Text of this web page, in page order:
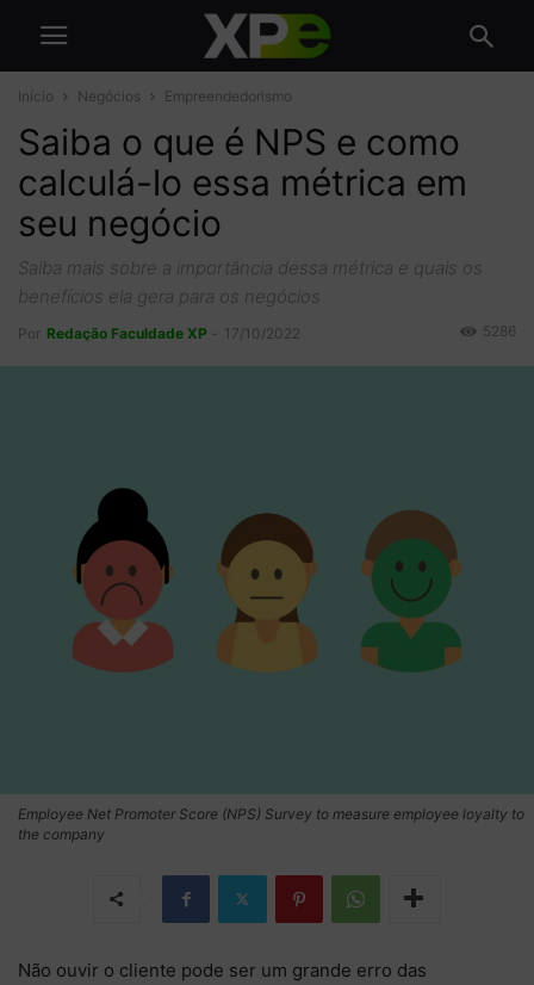
Início Negócios Empreendedorismo
Saiba o que é NPS e como
calculá-lo essa métrica em
seu negócio
Saiba mais sobre a importância dessa métrica e quais os
benefícios ela gera para os negócios
Por Redação Faculdade XP 17/10/2022 5286
Employee Net Promoter Score (NPS) Survey to measure employee loyalty to
the company
Não ouvir o cliente pode ser um grande erro das